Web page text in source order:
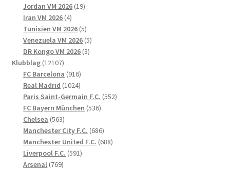
Jordan VM 2026 1919
Iran VM 2026 44
produkter
Tunisien VM 2026 55
produkter
Venezuela VM 2026 55
DR Kongo VM 2026 33
Klubblag 1210712107
produkter
FC Barcelona 916916
produkter
Real Madrid 10241024
produkter
Paris Saint-Germain F.C. 552552
FC Bayern München 536536
Chelsea 563563
produkter
Manchester City F.C. 686686
produkter
Manchester United F.C. 688688
Liverpool F.C. 591591
Arsenal 769769